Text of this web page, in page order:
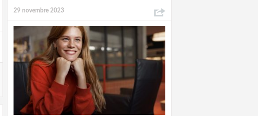
29 novembre 2023